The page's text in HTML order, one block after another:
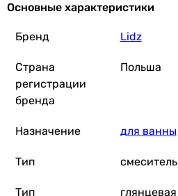
Основные характеристики
Бренд Lidz
Страна
регистрации
бренда
Польша
Назначение для ванны
Тип смеситель
Тип
глянцевая